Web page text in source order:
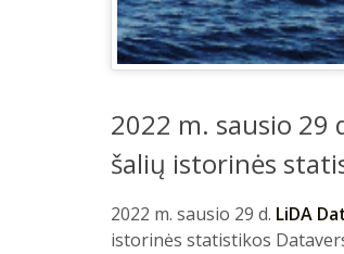
2022 m. sausio 29
šalių istorinės
2022 m. sausio 29 d. LiDA
istorinės statistikos